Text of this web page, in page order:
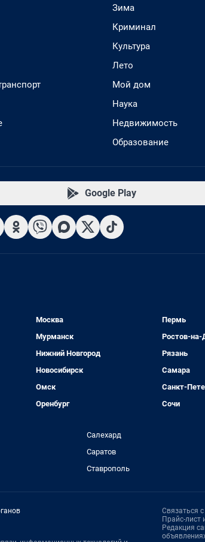
Зима
Криминал
Культура
Лето
Мой дом
Наука
Недвижимость
Образование
Google Play
Москва
Мурманск
Нижний Новгород
Новосибирск
Омск
Оренбург
Пермь
Ростов-на-
Рязань
Самара
Санкт-
Сочи
Салехард
Саратов
Ставрополь
Связаться
Прайс-лист
Редакция